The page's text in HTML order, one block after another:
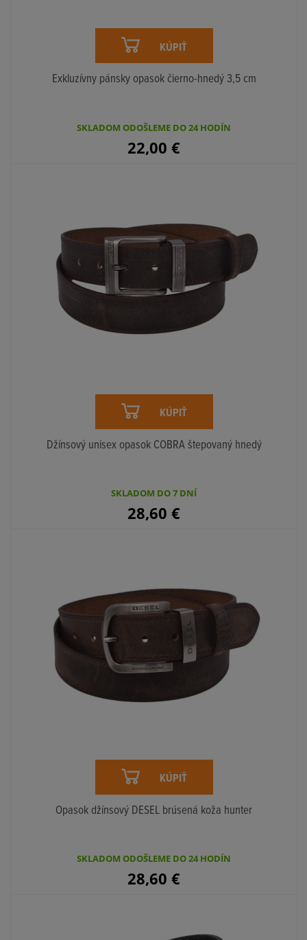
KÚPIŤ
Exkluzívny pánsky opasok čierno-hnedý 3,5 cm
SKLADOM ODOŠLEME DO 24 HODÍN
22,00 €
KÚPIŤ
Džínsový unisex opasok COBRA štepovaný hnedý
SKLADOM DO 7 DNÍ
28,60 €
KÚPIŤ
Opasok džínsový DESEL brúsená koža hunter
SKLADOM ODOŠLEME DO 24 HODÍN
28,60 €